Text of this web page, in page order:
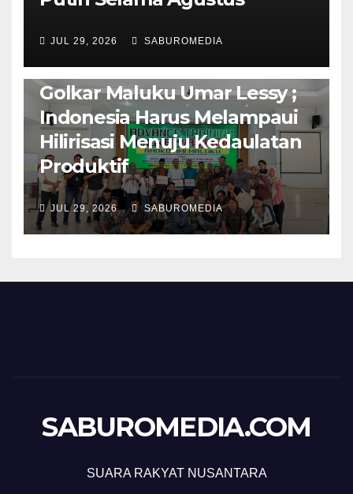
JUL 29, 2026 SABUROMEDIA
PENDIDIKAN & OLAHRAGA THE MOLUCCAS
Isi Materi LK-III HMI, Ketua
Golkar Maluku Umar Lessy ;
Indonesia Harus Melampaui
Hilirisasi Menuju Kedaulatan
Produktif
JUL 29, 2026 SABUROMEDIA
SABUROMEDIA.COM
SUARA RAKYAT NUSANTARA